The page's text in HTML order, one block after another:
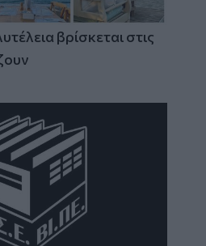
βρίσκεται στις